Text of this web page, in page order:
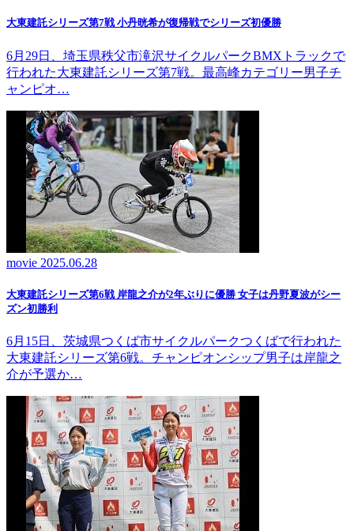
大東建託シリーズ第7戦 ⼩丹晄希が復帰戦でシリーズ初優勝
6月29日、埼玉県秩父市滝沢サイクルパークBMXトラックで
行われた大東建託シリーズ第7戦。最高峰カテゴリー男子チ
ャンピオ…
movie 2025.06.28
大東建託シリーズ第6戦 岸龍之介が2年ぶりに優勝 女子は丹野夏波がシー
ズン初勝利
6月15日、茨城県つくば市サイクルパークつくばで行われた
大東建託シリーズ第6戦。チャンピオンシップ男子は岸龍之
介が予選か…